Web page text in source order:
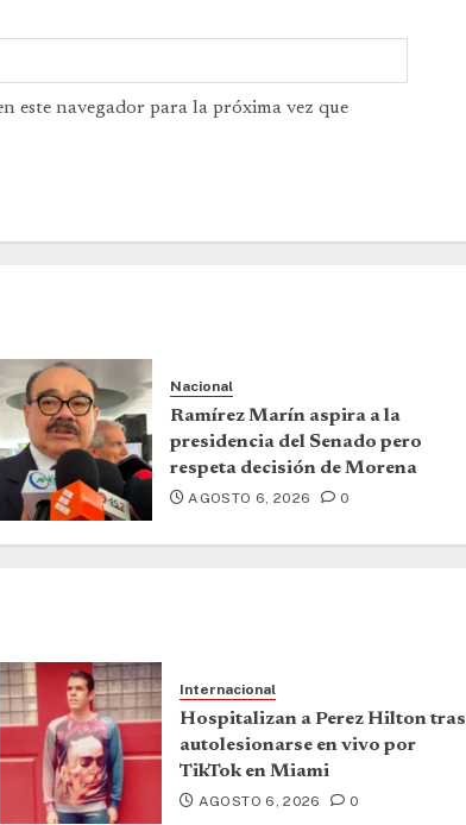
este navegador para la próxima vez que
Nacional
Ramírez Marín aspira a la
presidencia del Senado pero
respeta decisión de Morena
AGOSTO 6, 2026 0
Internacional
Hospitalizan a Perez Hilton tras
autolesionarse en vivo por
TikTok en Miami
AGOSTO 6, 2026 0